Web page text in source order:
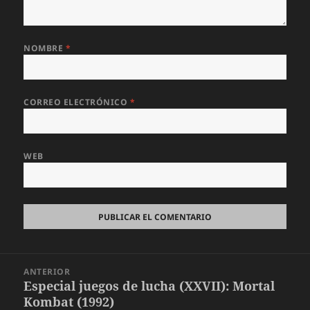
NOMBRE *
CORREO ELECTRÓNICO *
WEB
entradas
ANTERIOR
Entrada
anterior:
Especial juegos de lucha (XXVII): Mortal
Kombat (1992)